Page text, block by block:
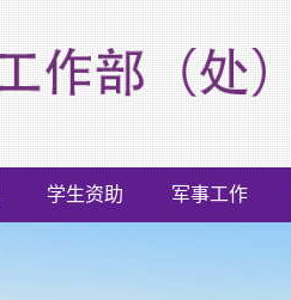
学生资助 军事工作